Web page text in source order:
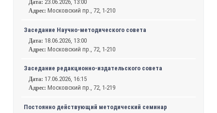
Дата: 23.06.2026, 13:00
Адрес: Московский пр., 72, 1-210
Заседание Научно-методического совета
Дата: 18.06.2026, 13:00
Адрес: Московский пр., 72, 1-210
Заседание редакционно-издательского совета
Дата: 17.06.2026, 16:15
Адрес: Московский пр., 72, 1-219
Постоянно действующий методический семинар